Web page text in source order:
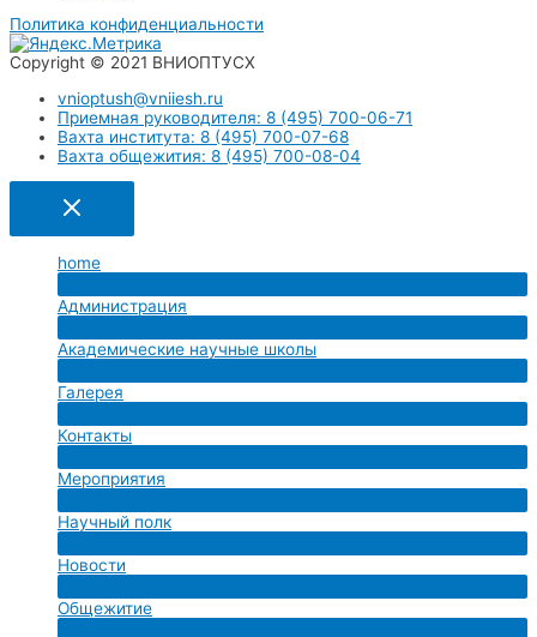
Политика конфиденциальности
Copyright © 2021 ВНИОПТУСХ
vnioptush@vniiesh.ru
Приемная руководителя: 8 (495) 700-06-71
Вахта института: 8 (495) 700-07-68
Вахта общежития: 8 (495) 700-08-04
home
Администрация
меню
Академические научные школы
Галерея
Контакты
Мероприятия
Научный полк
Новости
Общежитие